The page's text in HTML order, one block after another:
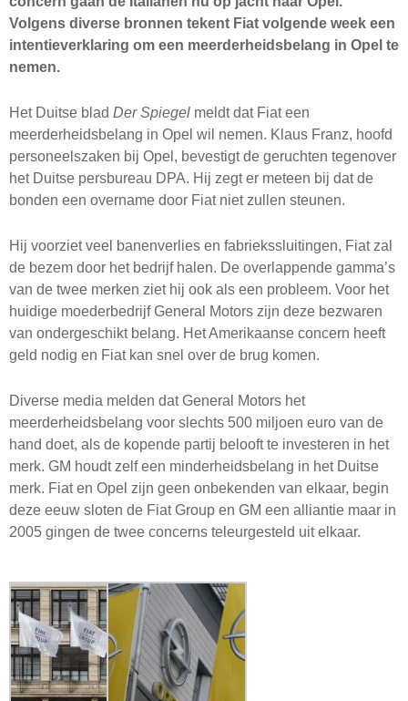
Volgens diverse bronnen tekent Fiat volgende week een
intentieverklaring om een meerderheidsbelang in Opel te
nemen.
Het Duitse blad Der Spiegel meldt dat Fiat een
meerderheidsbelang in Opel wil nemen. Klaus Franz, hoofd
personeelszaken bij Opel, bevestigt de geruchten tegenover
het Duitse persbureau DPA. Hij zegt er meteen bij dat de
bonden een overname door Fiat niet zullen steunen.
Hij voorziet veel banenverlies en fabriekssluitingen, Fiat zal
de bezem door het bedrijf halen. De overlappende gamma’s
van de twee merken ziet hij ook als een probleem. Voor het
huidige moederbedrijf General Motors zijn deze bezwaren
van ondergeschikt belang. Het Amerikaanse concern heeft
geld nodig en Fiat kan snel over de brug komen.
Diverse media melden dat General Motors het
meerderheidsbelang voor slechts 500 miljoen euro van de
hand doet, als de kopende partij belooft te investeren in het
merk. GM houdt zelf een minderheidsbelang in het Duitse
merk. Fiat en Opel zijn geen onbekenden van elkaar, begin
deze eeuw sloten de Fiat Group en GM een alliantie maar in
2005 gingen de twee concerns teleurgesteld uit elkaar.